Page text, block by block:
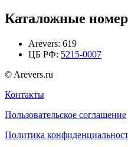
Каталожные
Arevers: 619
ЦБ РФ: 5215-0007
© Arevers.ru
Контакты
Пользовательское соглашение
Политика